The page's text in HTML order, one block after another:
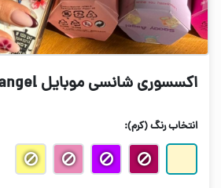
اکسسوری شانسی موبایل sonny angel کد C342
انتخاب رنگ(کرم):